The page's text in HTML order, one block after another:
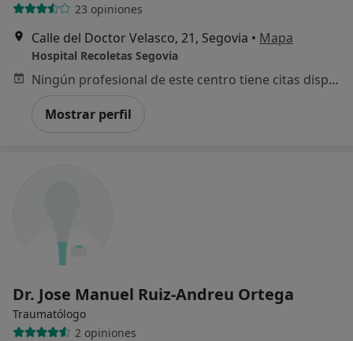
23 opiniones
Calle del Doctor Velasco, 21, Segovia • Mapa
Hospital Recoletas Segovia
Ningún profesional de este centro tiene citas disponibles
Mostrar perfil
Dr. Jose Manuel Ruiz-Andreu Ortega
Traumatólogo
2 opiniones